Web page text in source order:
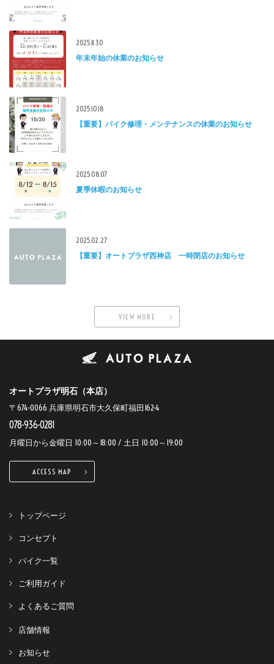
2025.11.30
年末年始の休業のお知らせ
2025.10.18
【重要】バイク修理・メンテナンスの休業のお知らせ
2025.08.07
夏季休暇のお知らせ
2025.02.27
【重要】オートプラザ西神店 一時閉店のお知らせ
VIEW MORE
オートプラザ明石（本店）
〒674-0066 兵庫県明石市大久保町福田162-4
078-936-0281
月曜日から金曜日 10:00～18:00 / 土日 10:00～19:00
ACCESS MAP
トップページ
コンセプト
バイク一覧
ご利用ガイド
よくあるご質問
店舗情報
お知らせ